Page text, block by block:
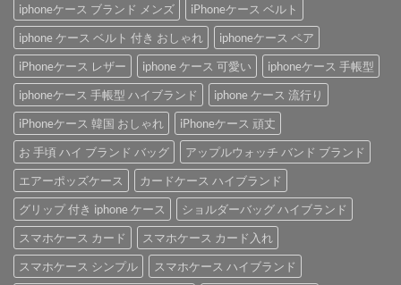
iphoneケース ブランド メンズ
iPhoneケース ベルト
iphone ケース ベルト 付き おしゃれ
iphoneケース ペア
iPhoneケース レザー
iphone ケース 可愛い
iphoneケース 手帳型
iphoneケース 手帳型 ハイブランド
iphone ケース 流行り
iPhoneケース 韓国 おしゃれ
iPhoneケース 頑丈
お 手頃 ハイ ブランド バッグ
アップルウォッチ バンド ブランド
エアーポッズケース
カードケース ハイブランド
グリップ 付き iphone ケース
ショルダーバッグ ハイブランド
スマホケース カード
スマホケース カード入れ
スマホケース シンプル
スマホケース ハイブランド